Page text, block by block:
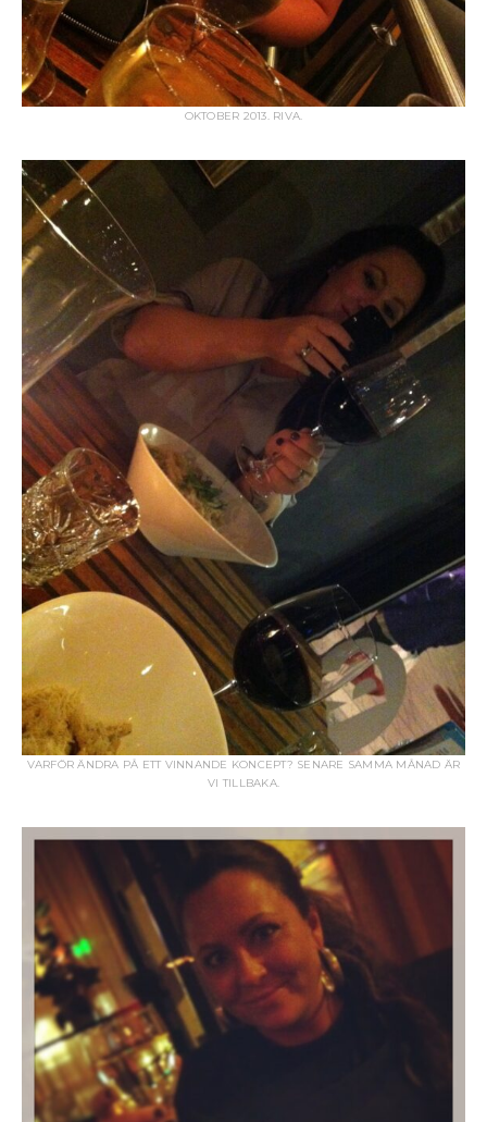
OKTOBER 2013. RIVA.
VARFÖR ÄNDRA PÅ ETT VINNANDE KONCEPT? SENARE SAMMA MÅNAD ÄR
VI TILLBAKA.